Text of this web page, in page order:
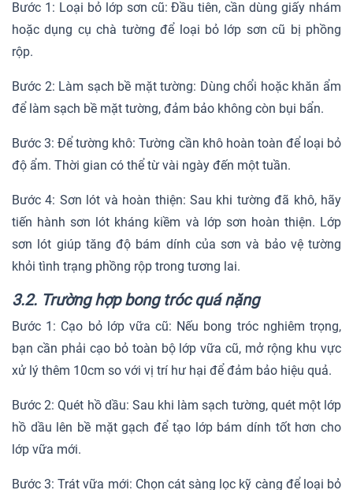
Bước 1: Loại bỏ lớp sơn cũ: Đầu tiên, cần dùng giấy nhám
hoặc dụng cụ chà tường để loại bỏ lớp sơn cũ bị phồng
rộp.
Bước 2: Làm sạch bề mặt tường: Dùng chổi hoặc khăn ẩm
để làm sạch bề mặt tường, đảm bảo không còn bụi bẩn.
Bước 3: Để tường khô: Tường cần khô hoàn toàn để loại bỏ
độ ẩm. Thời gian có thể từ vài ngày đến một tuần.
Bước 4: Sơn lót và hoàn thiện: Sau khi tường đã khô, hãy
tiến hành sơn lót kháng kiềm và lớp sơn hoàn thiện. Lớp
sơn lót giúp tăng độ bám dính của sơn và bảo vệ tường
khỏi tình trạng phồng rộp trong tương lai.
3.2. Trường hợp bong tróc quá nặng
Bước 1: Cạo bỏ lớp vữa cũ: Nếu bong tróc nghiêm trọng,
bạn cần phải cạo bỏ toàn bộ lớp vữa cũ, mở rộng khu vực
xử lý thêm 10cm so với vị trí hư hại để đảm bảo hiệu quả.
Bước 2: Quét hồ dầu: Sau khi làm sạch tường, quét một lớp
hồ dầu lên bề mặt gạch để tạo lớp bám dính tốt hơn cho
lớp vữa mới.
Bước 3: Trát vữa mới: Chọn cát sàng lọc kỹ càng để loại bỏ